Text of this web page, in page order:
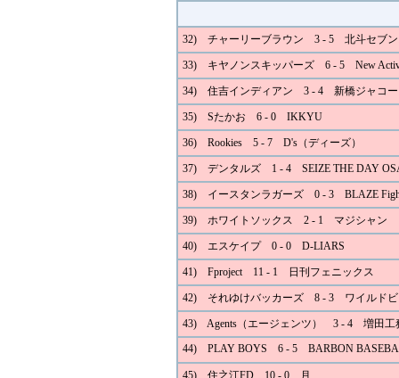
32) チャーリーブラウン 3 - 5 北斗セブン
33) キヤノンスキッパーズ 6 - 5 New
34) 住吉インディアン 3 - 4 新橋ジャコー
35) Sたかお 6 - 0 IKKYU
36) Rookies 5 - 7 D's（ディーズ）
37) デンタルズ 1 - 4 SEIZE THE DAY
38) イースタンラガーズ 0 - 3 BLAZE
39) ホワイトソックス 2 - 1 マジシャン
40) エスケイプ 0 - 0 D-LIARS
41) Fproject 11 - 1 日刊フェニックス
42) それゆけバッカーズ 8 - 3 ワイルドビ
43) Agents（エージェンツ） 3 - 4 増田工
44) PLAY BOYS 6 - 5 BARBON
45) 住之江FD 10 - 0 月